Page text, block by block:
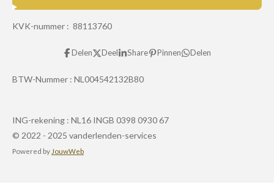
KVK-nummer : 88113760
Delen Deel Share Pinnen Delen
BTW-Nummer : NL004542132B80
ING-rekening : NL16 INGB 0398 0930 67
© 2022 - 2025 vanderlenden-services
Powered by JouwWeb